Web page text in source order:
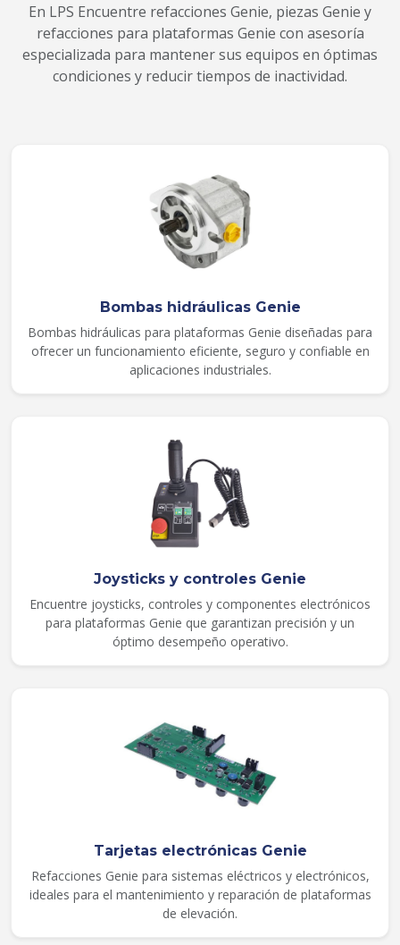
En LPS Encuentre refacciones Genie, piezas Genie y
refacciones para plataformas Genie con asesoría
especializada para mantener sus equipos en óptimas
condiciones y reducir tiempos de inactividad.
Bombas hidráulicas Genie
Bombas hidráulicas para plataformas Genie diseñadas para
ofrecer un funcionamiento eficiente, seguro y confiable en
aplicaciones industriales.
Joysticks y controles Genie
Encuentre joysticks, controles y componentes electrónicos
para plataformas Genie que garantizan precisión y un
óptimo desempeño operativo.
Tarjetas electrónicas Genie
Refacciones Genie para sistemas eléctricos y electrónicos,
ideales para el mantenimiento y reparación de plataformas
de elevación.